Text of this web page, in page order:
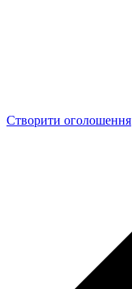
Створити оголошення